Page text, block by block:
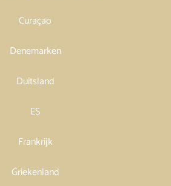
Curaçao
Denemarken
Duitsland
ES
Frankrijk
Griekenland